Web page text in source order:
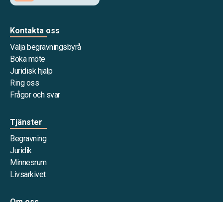
Kontakta oss
Välja begravningsbyrå
Boka möte
Juridisk hjälp
Ring oss
Frågor och svar
Tjänster
Begravning
Juridik
Minnesrum
Livsarkivet